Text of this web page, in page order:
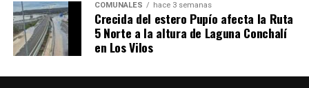
COMUNALES hace 3 semanas
Crecida del estero Pupío afecta la Ruta
5 Norte a la altura de Laguna Conchalí
en Los Vilos